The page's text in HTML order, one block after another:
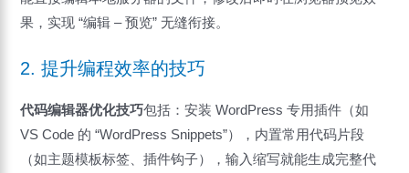
果，实现 “编辑 – 预览” 无缝衔接。
2. 提升编程效率的技巧
代码编辑器优化技巧包括：安装 WordPress 专用插件（如
VS Code 的 “WordPress Snippets”），内置常用代码片段
（如主题模板标签、插件钩子），输入缩写就能生成完整代